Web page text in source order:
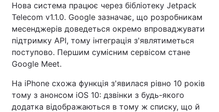
Нова система працює через бібліотеку Jetpack
Telecom v1.1.0. Google зазначає, що розробникам
месенджерів доведеться окремо впроваджувати
підтримку API, тому інтеграція з'являтиметься
поступово. Першим сумісним сервісом стане
Google Meet.
На iPhone схожа функція з'явилася рівно 10 років
тому з анонсом iOS 10: дзвінки з будь-якого
додатка відображаються в тому ж списку, що й